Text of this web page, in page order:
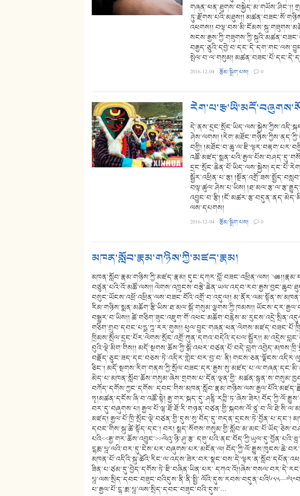
གཞན་ཕན་ཐུགས་བསྐྱེད་མ་གཡོས་ཤིང་།།
ཏུ་རྫོགས་པའི་མཐུས།།
འཕགས།།
སྤེལ་བ་ལ་གསུམ།
2016-12-04 ·རྩོམ་སྒྲིག་པས། · 0
ཤེས་ལགས།
བགྱི།
དྲང་སྲོང་ཆེན་པོ་ཡིད་ལས་སྐྱེས།
སྦྱོར་འཕྲིན་པ་རྩ།
བལྟ་ཚུལ་ཤེས་པ་ཡིས།
འབྱུང་བ་རྩི།
ལས་དཔགས།
2016-12-04 ·རྩོམ་སྒྲིག་པས། · 0
མཁན་སློབ་རྣམ་གཉིས་ཀྱི་མཛད་རྣམ།
མཁན་སློབ་རྣམ་གཉིས་ཀྱི་མཛད་རྣམ། དུང་དཀར་བློ་བཟང་འཕྲིན་ལས།
བཙུན་པའི་འོ་མཚོ་ལས།།
བསུང་ཡོངས་འཕྲོ་འཕྲིན་ལས་བཟང་བོའི་འགྲོ་བ་འདུལ།།
རིམ་གཉིས་སྨན་མཆོག་རྩི་ཡིས་ཐ་མལ་སྒོ་གསུམ་ལྕགས་ཀྱི་ཁམས།།
བསྒྱུར་བ་ཡིས།།
གཅིག་གྲུབ་དབང་པདྨ་ཀྰ་རར་གུས།།
ཁྲིམས་སྲོལ་དྲང་པོར་ལེགས་སྲོང་འགྲོ་ཀུན་དགའ་བདེའི་དཔལ་སྦྱོར།།
བུའི་ལྡེ་མིག་གིས།།
བརྗོད་ཅུང་ཟད་དང་བཅས་ཏེ་འདིར་གླེང་བར་བྱ་བ་ ནི།
ཅིང་།
མེད་པ་མཁན་སློབ་ཆོས་གསུམ་ཞེས་གྲགས་པ་དོན་ལྡན་གྱི་
བཀོད་དགོས་ཀྱང་དགོས་
ཏྭ།མཚན་དངོས་ཞི་བ་འཚོ་སྟེ། རྒྱ་གར་སྐད་དུ་ཤནྟི་རཀྵི་ཏ་ཞེས་ཟེར།
བར་དུ་བཞུགས་པ།
མཛད། རྒྱལ་པོ་ཁྲི་སྲོང་ལྡེ་བཙན་གྱི་དུས་སུ་བོད་དུ་གདན་དྲངས་ཏེ་བྱོན་པ་དང་།
དབང་གིས་སྐུ་ཚེ་སྟོད་དང་། བར།
པའི<<རྒྱ་གར་ཆོས་འབྱུང་>>ལེའུ་ཉི་ཤུ་རྩ་
ངྷརྨ་པྰ་ལའི་བར་དུ་ངེས་པར་བཞུགས་པར་མངོན་ལ།
ཟིན་པ་ཙམ་དུ་བྱེད་དགོས་ཏེ་ཇི་བཞིན་ཡིན་པར་
པྰ་ལས་སྲིད་དབང་བཟུང་བའིདུས་ནི་ནི་སྤྱི་
པ་རྒྱལ་པོ་ངྷ་རྨ་པྰ་ལས་སྲིད་དབང་བཟུང་བའི་དུས་…